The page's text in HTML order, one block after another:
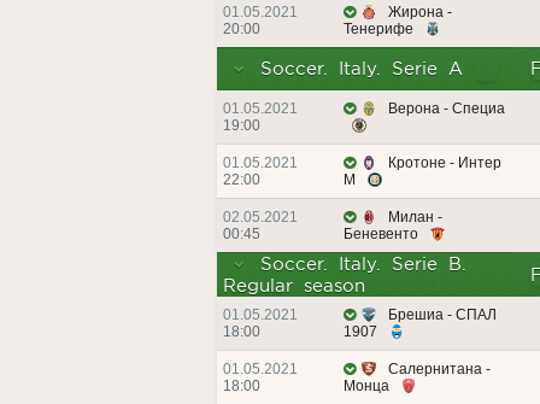
01.05.2021
20:00
Жирона -
Тенерифе
Soccer. Italy. Serie A
01.05.2021
19:00
Верона - Специа
01.05.2021
22:00
Кротоне - Интер
М
02.05.2021
00:45
Милан -
Беневенто
Soccer. Italy. Serie B.
Regular season
01.05.2021
18:00
Брешиа - СПАЛ
1907
01.05.2021
18:00
Салернитана -
Монца